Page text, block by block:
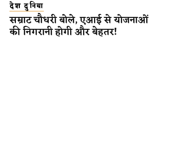
देश दुनिया
सम्राट चौधरी बोले, एआई से योजनाओं
की निगरानी होगी और बेहतर!